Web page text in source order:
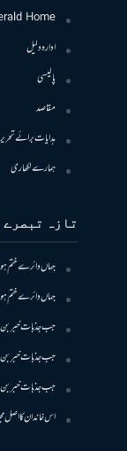
Home
ادارہ دلیل
پالیسی
مقاصد
ہدایات برائے تحریر
ہمارے لکھاری
تازہ تبصرے
جہاں دائرے ختم
جہاں دائرے ختم
جب جذبات خبر بن
جب جذبات خبر بن
جب جذبات خبر بن
اس خاندان کا اصل